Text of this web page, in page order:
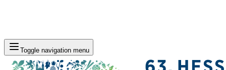
Toggle navigation menu